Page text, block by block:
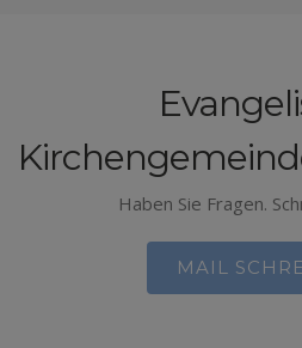
Haben Sie Fragen.
MAIL